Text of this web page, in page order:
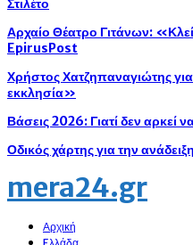
Στιλέτο
Αρχαίο Θέατρο Γιτάνων:
EpirusPost
Χρήστος Χατζηπαναγιώτης
εκκλησία»
Βάσεις 2026: Γιατί δεν
Οδικός χάρτης για την
mera24.gr
Αρχική